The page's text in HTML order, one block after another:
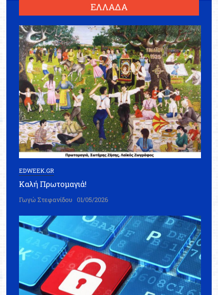
ΕΛΛΑΔΑ
EDWEEK.GR
Καλή Πρωτομαγιά!
Γωγώ Στεφανίδου 01/05/2026